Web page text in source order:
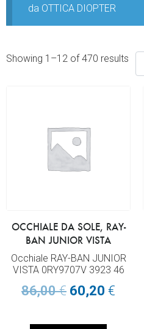
da OTTICA DIOPTER
Showing 1–12 of 470 results
OCCHIALE DA SOLE, RAY-
BAN JUNIOR VISTA
Occhiale RAY-BAN JUNIOR
VISTA 0RY9707V 3923 46
86,00€ 60,20 €